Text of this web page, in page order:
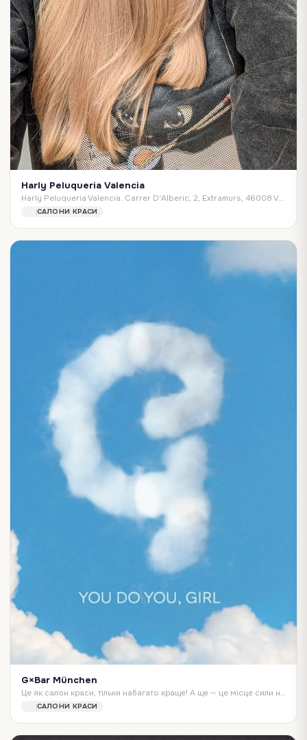
Harly Peluqueria Valencia
Harly Peluqueria Valencia. Carrer D'Alberic, 2, Extramurs, 46008 València, Valencia, Spain
САЛОНИ КРАСИ
G×Bar München
Це як салон краси, тільки набагато краще! А ще — це місце сили незрівнянних укладок, ідеальних мейків та легендарних нейл-артів! G×Bar — це 55 б'юті-бари у 13 к…
САЛОНИ КРАСИ